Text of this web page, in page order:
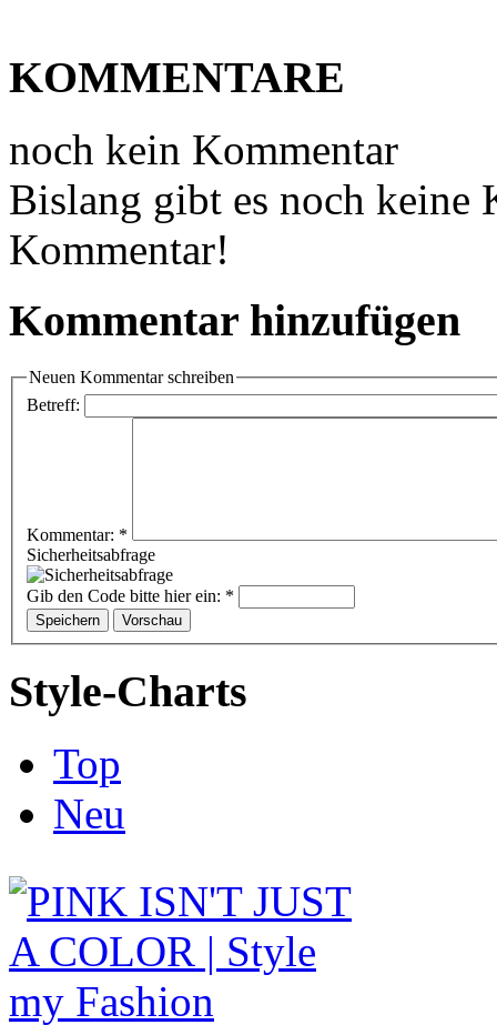
KOMMENTARE
noch kein Kommentar
Bislang gibt es noch keine
Kommentar!
Kommentar hinzufügen
Neuen Kommentar schreiben
Betreff:
Kommentar: *
Sicherheitsabfrage
Gib den Code bitte hier ein: *
Style-Charts
Top
Neu